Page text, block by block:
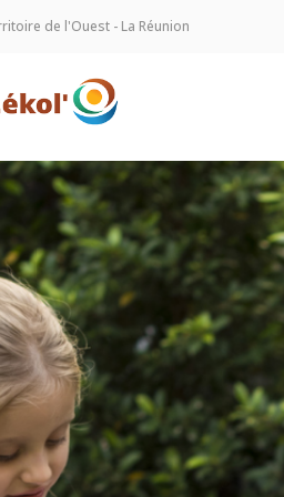
de l'Ouest - La Réunion